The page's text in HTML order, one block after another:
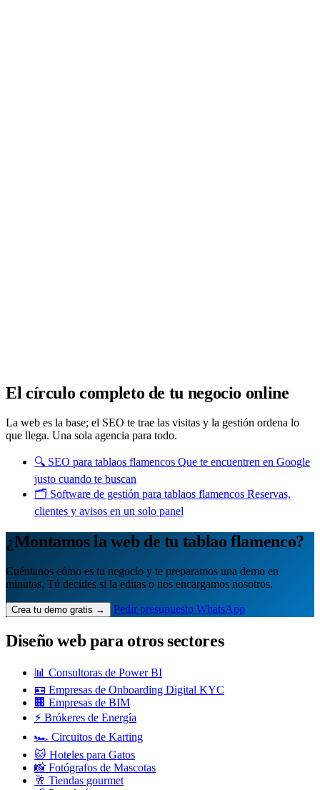
El círculo completo de tu negocio online
La web es la base; el SEO te trae las visitas y la gestión ordena lo
que llega. Una sola agencia para todo.
🔍 SEO para tablaos flamencos Que te encuentren en Google
justo cuando te buscan
🗂️ Software de gestión para tablaos flamencos Reservas,
clientes y avisos en un solo panel
¿Montamos la web de tu tablao flamenco?
Cuéntanos cómo es tu negocio y te preparamos una demo en
minutos. Tú decides si la editas o nos encargamos nosotros.
Crea tu demo gratis → Pedir presupuesto WhatsApp
Diseño web para otros sectores
📊 Consultoras de Power BI
🪪 Empresas de Onboarding Digital KYC
🏢 Empresas de BIM
⚡ Brókeres de Energía
🏎️ Circuitos de Karting
🐱 Hoteles para Gatos
📸 Fotógrafos de Mascotas
🥂 Tiendas gourmet